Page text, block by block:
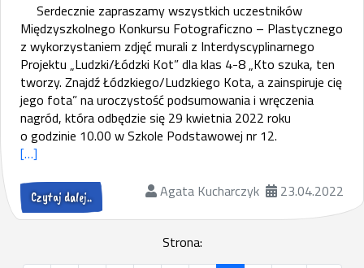
Serdecznie zapraszamy wszystkich uczestników
Międzyszkolnego Konkursu Fotograficzno – Plastycznego
z wykorzystaniem zdjęć murali z Interdyscyplinarnego
Projektu „Ludzki/Łódzki Kot” dla klas 4-8 „Kto szuka, ten
tworzy. Znajdź Łódzkiego/Ludzkiego Kota, a zainspiruje cię
jego fota” na uroczystość podsumowania i wręczenia
nagród, która odbędzie się 29 kwietnia 2022 roku
o godzinie 10.00 w Szkole Podstawowej nr 12.
[…]
Czytaj dalej.. Agata Kucharczyk 23.04.2022
Strona: